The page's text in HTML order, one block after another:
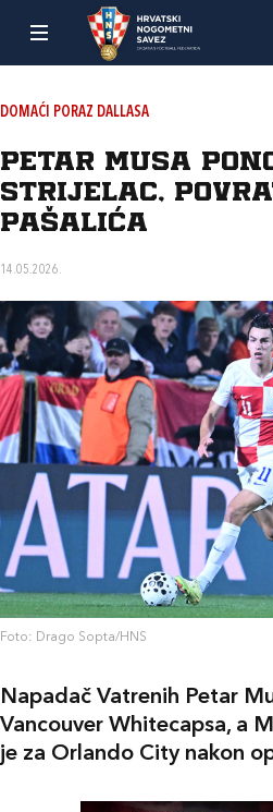
DOMAĆI PORAZ DALLASA
Petar Musa
strijelac,
Pašalića
14.05.2026.
Foto: Drago Sopta/HNS
Napadač Vatrenih Petar
Vancouver Whitecapsa, a
je za Orlando City nakon